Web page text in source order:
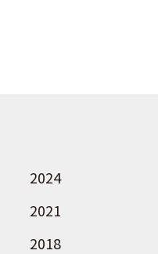
2024
2021
2018